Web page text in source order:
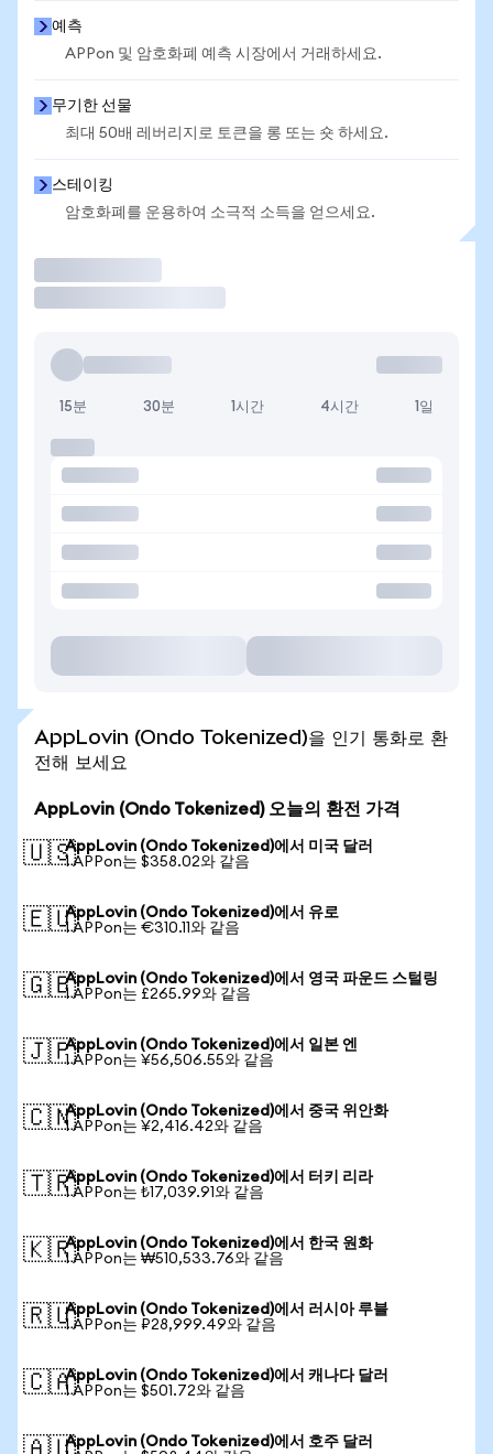
예측
APPon 및 암호화폐 예측 시장에서 거래하세요.
무기한 선물
최대 50배 레버리지로 토큰을 롱 또는 숏 하세요.
스테이킹
암호화폐를 운용하여 소극적 소득을 얻으세요.
15분 30분 1시간 4시간 1일
AppLovin (Ondo Tokenized)을 인기 통화로 환
전해 보세요
AppLovin (Ondo Tokenized) 오늘의 환전 가격
🇺🇸AppLovin (Ondo Tokenized)에서 미국 달러
1 APPon는 $358.02와 같음
🇪🇺AppLovin (Ondo Tokenized)에서 유로
1 APPon는 €310.11와 같음
🇬🇧AppLovin (Ondo Tokenized)에서 영국 파운드 스털링
1 APPon는 £265.99와 같음
🇯🇵AppLovin (Ondo Tokenized)에서 일본 엔
1 APPon는 ¥56,506.55와 같음
🇨🇳AppLovin (Ondo Tokenized)에서 중국 위안화
1 APPon는 ¥2,416.42와 같음
🇹🇷AppLovin (Ondo Tokenized)에서 터키 리라
1 APPon는 ₺17,039.91와 같음
🇰🇷AppLovin (Ondo Tokenized)에서 한국 원화
1 APPon는 ₩510,533.76와 같음
🇷🇺AppLovin (Ondo Tokenized)에서 러시아 루블
1 APPon는 ₽28,999.49와 같음
🇨🇦AppLovin (Ondo Tokenized)에서 캐나다 달러
1 APPon는 $501.72와 같음
AppLovin (Ondo Tokenized)에서 호주 달러